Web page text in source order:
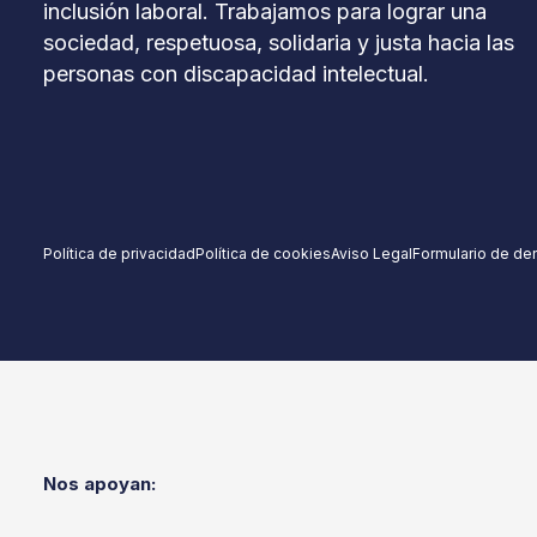
inclusión laboral. Trabajamos para lograr una
sociedad, respetuosa, solidaria y justa hacia las
personas con discapacidad intelectual.
Política de privacidadPolítica de cookiesAviso LegalFormulario de
Nos apoyan: